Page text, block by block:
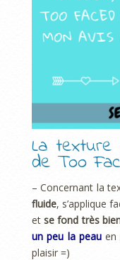
La
de Too
– Concernant la
fluide, s’applique
etse fond très
un peu la peau en
plaisir =)